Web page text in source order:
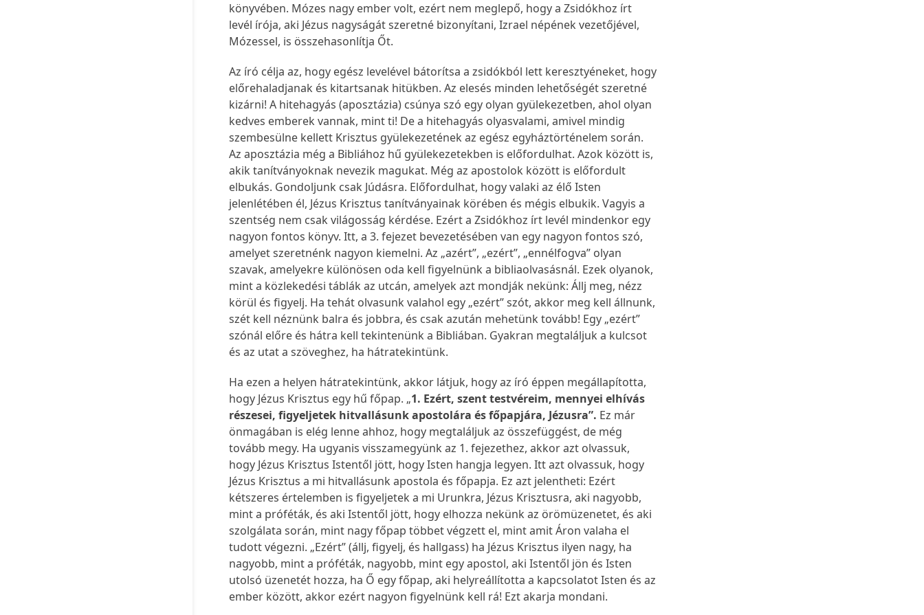
könyvében. Mózes nagy ember volt, ezért nem meglepő, hogy a Zsidókhoz írt
levél írója, aki Jézus nagyságát szeretné bizonyítani, Izrael népének vezetőjével,
Mózessel, is összehasonlítja Őt.
Az író célja az, hogy egész levelével bátorítsa a zsidókból lett keresztyéneket, hogy
előrehaladjanak és kitartsanak hitükben. Az elesés minden lehetőségét szeretné
kizárni! A hitehagyás (aposztázia) csúnya szó egy olyan gyülekezetben, ahol olyan
kedves emberek vannak, mint ti! De a hitehagyás olyasvalami, amivel mindig
szembesülne kellett Krisztus gyülekezetének az egész egyháztörténelem során.
Az aposztázia még a Bibliához hű gyülekezetekben is előfordulhat. Azok között is,
akik tanítványoknak nevezik magukat. Még az apostolok között is előfordult
elbukás. Gondoljunk csak Júdásra. Előfordulhat, hogy valaki az élő Isten
jelenlétében él, Jézus Krisztus tanítványainak körében és mégis elbukik. Vagyis a
szentség nem csak világosság kérdése. Ezért a Zsidókhoz írt levél mindenkor egy
nagyon fontos könyv. Itt, a 3. fejezet bevezetésében van egy nagyon fontos szó,
amelyet szeretnénk nagyon kiemelni. Az „azért”, „ezért”, „ennélfogva” olyan
szavak, amelyekre különösen oda kell figyelnünk a bibliaolvasásnál. Ezek olyanok,
mint a közlekedési táblák az utcán, amelyek azt mondják nekünk: Állj meg, nézz
körül és figyelj. Ha tehát olvasunk valahol egy „ezért” szót, akkor meg kell állnunk,
szét kell néznünk balra és jobbra, és csak azután mehetünk tovább! Egy „ezért”
szónál előre és hátra kell tekintenünk a Bibliában. Gyakran megtaláljuk a kulcsot
és az utat a szöveghez, ha hátratekintünk.
Ha ezen a helyen hátratekintünk, akkor látjuk, hogy az író éppen megállapította,
hogy Jézus Krisztus egy hű főpap. „1. Ezért, szent testvéreim, mennyei elhívás
részesei, figyeljetek hitvallásunk apostolára és főpapjára, Jézusra”. Ez már
önmagában is elég lenne ahhoz, hogy megtaláljuk az összefüggést, de még
tovább megy. Ha ugyanis visszamegyünk az 1. fejezethez, akkor azt olvassuk,
hogy Jézus Krisztus Istentől jött, hogy Isten hangja legyen. Itt azt olvassuk, hogy
Jézus Krisztus a mi hitvallásunk apostola és főpapja. Ez azt jelentheti: Ezért
kétszeres értelemben is figyeljetek a mi Urunkra, Jézus Krisztusra, aki nagyobb,
mint a próféták, és aki Istentől jött, hogy elhozza nekünk az örömüzenetet, és aki
szolgálata során, mint nagy főpap többet végzett el, mint amit Áron valaha el
tudott végezni. „Ezért” (állj, figyelj, és hallgass) ha Jézus Krisztus ilyen nagy, ha
nagyobb, mint a próféták, nagyobb, mint egy apostol, aki Istentől jön és Isten
utolsó üzenetét hozza, ha Ő egy főpap, aki helyreállította a kapcsolatot Isten és az
ember között, akkor ezért nagyon figyelnünk kell rá! Ezt akarja mondani.